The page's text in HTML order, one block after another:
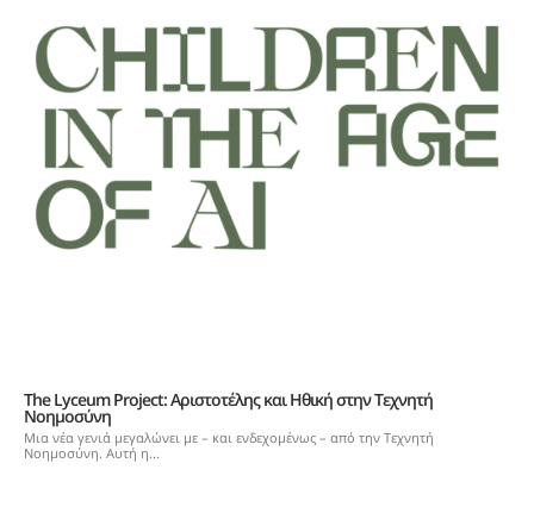
The Lyceum Project: Αριστοτέλης και Ηθική στην Τεχνητή
Νοημοσύνη
Μια νέα γενιά μεγαλώνει με – και ενδεχομένως – από την Τεχνητή
Νοημοσύνη. Αυτή η...